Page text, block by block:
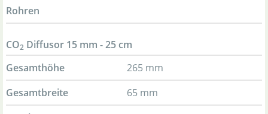
Rohren
CO2 Diffusor 15 mm - 25 cm
Gesamthöhe
265 mm
Gesamtbreite
65 mm